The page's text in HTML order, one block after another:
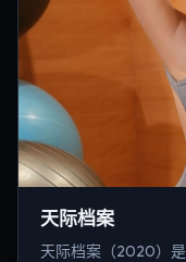
天际档案
天际档案（2020）